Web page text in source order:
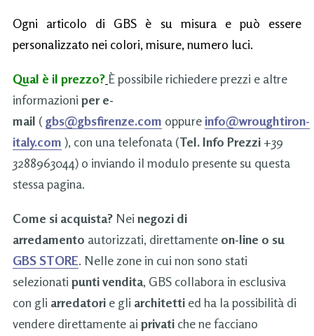
Ogni articolo di GBS è su misura e può essere
personalizzato nei colori, misure, numero luci.
Qual è il prezzo? È possibile richiedere prezzi e altre
informazioni per e-
mail ( gbs@gbsfirenze.com oppure info@wroughtiron-
italy.com ), con una telefonata (Tel. Info Prezzi +39
3288963044) o inviando il modulo presente su questa
stessa pagina.
Come si acquista? Nei negozi di
arredamento autorizzati, direttamente on-line o su
GBS STORE. Nelle zone in cui non sono stati
selezionati punti vendita, GBS collabora in esclusiva
con gli arredatori e gli architetti ed ha la possibilità di
vendere direttamente ai privati che ne facciano